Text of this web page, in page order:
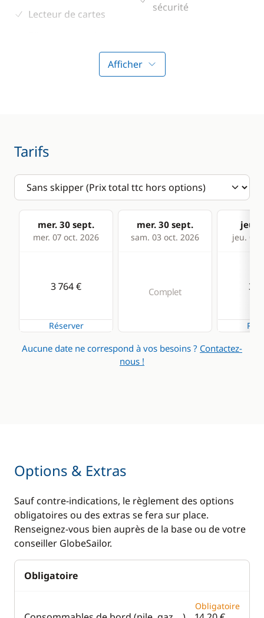
Lecteur de cartes
sécurité
Afficher
Tarifs
mer. 30 sept.
mer. 07 oct. 2026
mer. 30 sept.
sam. 03 oct. 2026
jeu.
jeu. 08
3 764 €
Réserver
Complet 3
Aucune date ne correspond à vos besoins ? Contactez-
nous !
Options & Extras
Sauf contre-indications, le règlement des options
obligatoires ou des extras se fera sur place.
Renseignez-vous bien auprès de la base ou de votre
conseiller GlobeSailor.
Obligatoire
Obligatoire